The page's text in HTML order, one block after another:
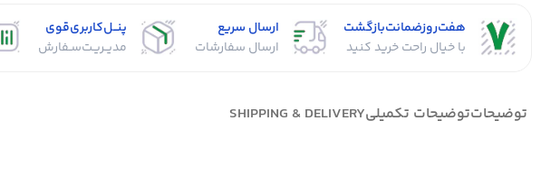
هفت‌روز‌ضمانت‌بازگشت
با خیال راحت خرید کنید
ارسال سریع
ارسال سفارشات
پنــل‌کاربری‌قوی
مدیــریـت‌سـفارش
توضیحاتتوضیحات تکمیلیSHIPPING & DELIVERY